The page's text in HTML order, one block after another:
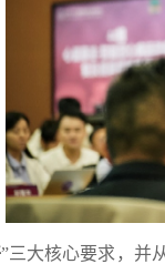
”三大核心要求，并